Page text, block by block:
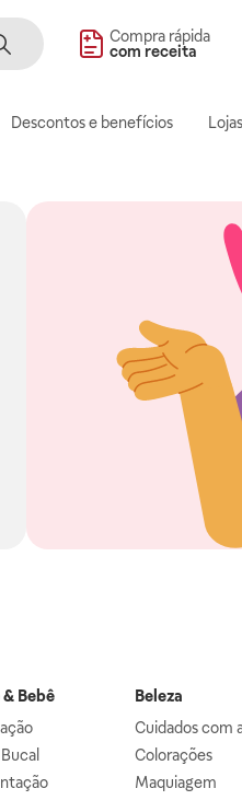
Compra rápida
com receita
Descontos e benefícios
Bebê
Beleza
Cuidados com
Colorações
Maquiagem